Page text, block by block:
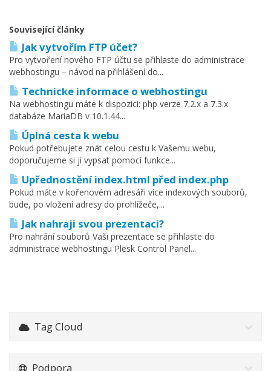
Související články
Jak vytvořím FTP účet?
Pro vytvoření nového FTP účtu se přihlaste do administrace
webhostingu – návod na přihlášení do...
Technicke informace o webhostingu
Na webhostingu máte k dispozici: php verze 7.2.x a 7.3.x
databáze MariaDB v 10.1.44...
Úplná cesta k webu
Pokud potřebujete znát celou cestu k Vašemu webu,
doporučujeme si ji vypsat pomocí funkce...
Upřednostění index.html před index.php
Pokud máte v kořenovém adresáři více indexových souborů,
bude, po vložení adresy do prohlížeče,...
Jak nahraji svou prezentaci?
Pro nahrání souborů Vaši prezentace se přihlaste do
administrace webhostingu Plesk Control Panel...
Tag Cloud
Podpora